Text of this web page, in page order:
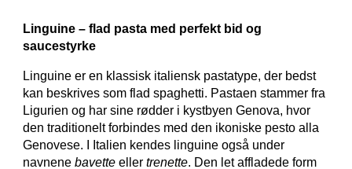
Linguine – flad pasta med perfekt bid og
saucestyrke
Linguine er en klassisk italiensk pastatype, der bedst
kan beskrives som flad spaghetti. Pastaen stammer fra
Ligurien og har sine rødder i kystbyen Genova, hvor
den traditionelt forbindes med den ikoniske pesto alla
Genovese. I Italien kendes linguine også under
navnene bavetteeller trenette. Den let affladede form